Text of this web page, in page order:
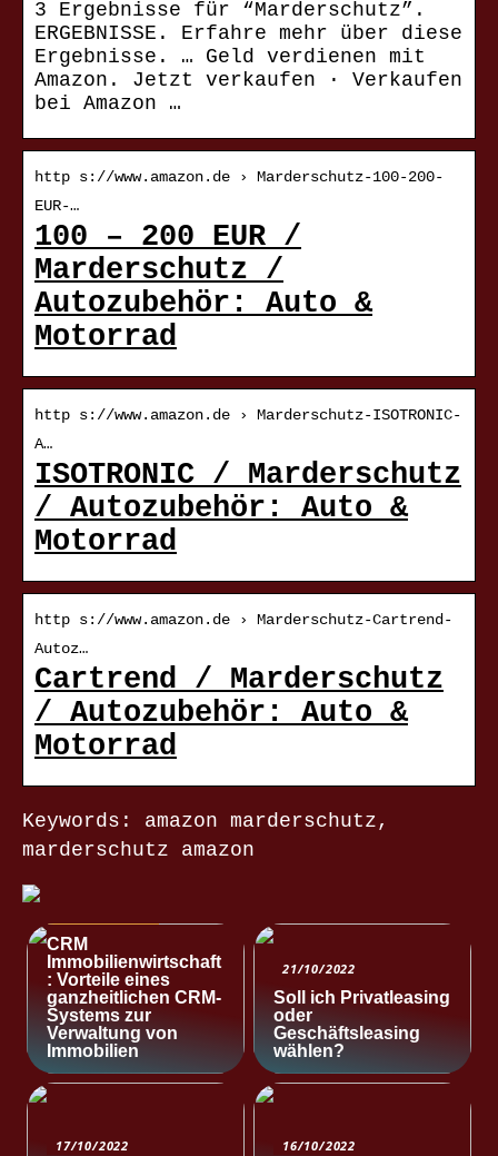
3 Ergebnisse für “Marderschutz”.
ERGEBNISSE. Erfahre mehr über diese
Ergebnisse. … Geld verdienen mit
Amazon. Jetzt verkaufen · Verkaufen
bei Amazon …
http s://www.amazon.de › Marderschutz-100-200-
EUR-…
100 – 200 EUR /
Marderschutz /
Autozubehör: Auto &
Motorrad
http s://www.amazon.de › Marderschutz-ISOTRONIC-
A…
ISOTRONIC / Marderschutz
/ Autozubehör: Auto &
Motorrad
http s://www.amazon.de › Marderschutz-Cartrend-
Autoz…
Cartrend / Marderschutz
/ Autozubehör: Auto &
Motorrad
Keywords: amazon marderschutz,
marderschutz amazon
CRM
Immobilienwirtschaft
: Vorteile eines
ganzheitlichen CRM-
Systems zur
Verwaltung von
Immobilien
21/10/2022
Soll ich Privatleasing
oder
Geschäftsleasing
wählen?
17/10/2022 16/10/2022